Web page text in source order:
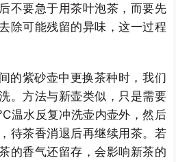
不要急于用茶叶泡茶，而要先
除可能残留的异味，这一过程
的紫砂壶中更换茶种时，我们
。方法与新壶类似，只是需要
温水反复冲洗壶内壶外，然后
待茶香消退后再继续用茶。若
的香气还留存，会影响新茶的